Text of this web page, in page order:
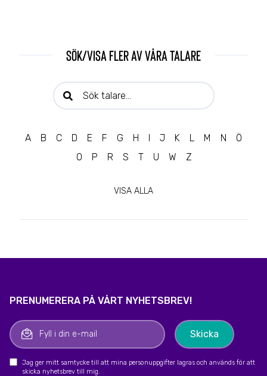
Sök/visa fler av våra talare
Sök talare:
A B C D E F G H I J K L M N
Ö
O
P R S T U W Z
VISA ALLA
PRENUMERERA PÅ VÅRT NYHETSBREV!
Jag ger mitt samtycke till att mina personuppgifter lagras och används för att
skicka nyhetsbrev till mig.